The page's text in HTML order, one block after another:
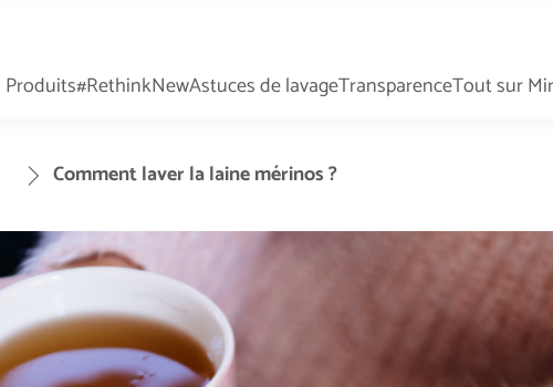
Produits#RethinkNewAstuces de lavageTransparenceTout sur Mir
Comment laver la laine mérinos ?